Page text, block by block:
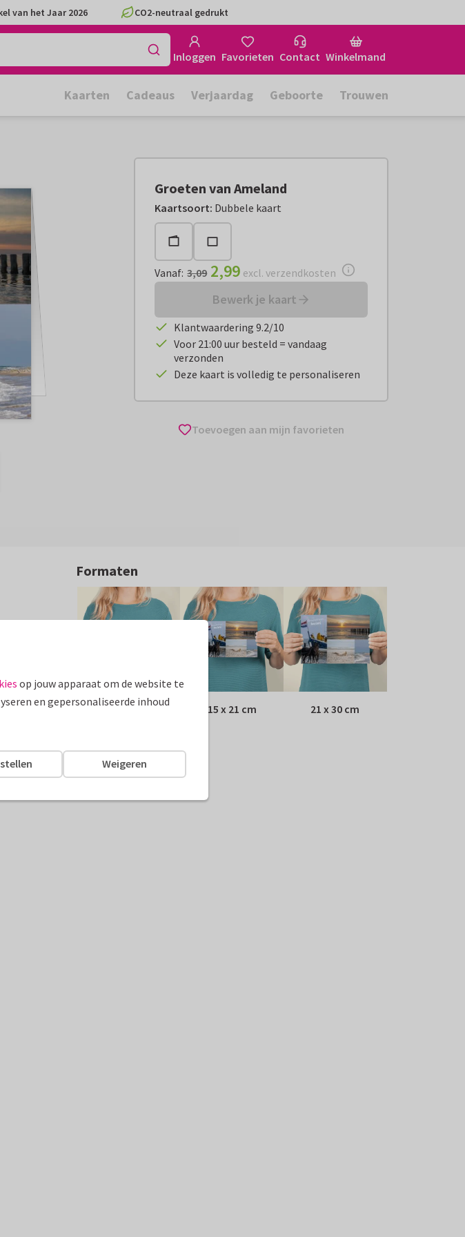
van het Jaar 2026 CO2-neutraal gedrukt
Inloggen Favorieten Contact Winkelmand
Kaarten Cadeaus Verjaardag Geboorte Trouwen
Groeten van Ameland
Kaartsoort: Dubbele kaart
Vanaf:€ 2,99 excl. verzendkosten
Vanaf: 3,09 2,99 excl. verzendkosten
Bewerk je kaart
Klantwaardering 9.2/10
Voor 21:00 uur besteld = vandaag
verzonden
Deze kaart is volledig te personaliseren
Toevoegen aan mijn favorieten
Formaten
10 x 15 cm 15 x 21 cm 21 x 30 cm
op jouw apparaat om de website te
en gepersonaliseerde inhoud
Weigeren